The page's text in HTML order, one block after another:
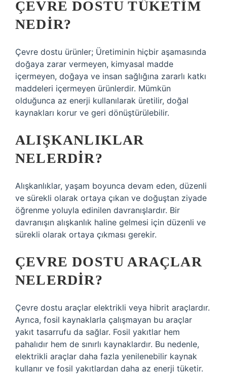
ÇEVRE DOSTU TÜKETIM
NEDIR?
Çevre dostu ürünler; Üretiminin hiçbir aşamasında
doğaya zarar vermeyen, kimyasal madde
içermeyen, doğaya ve insan sağlığına zararlı katkı
maddeleri içermeyen ürünlerdir. Mümkün
olduğunca az enerji kullanılarak üretilir, doğal
kaynakları korur ve geri dönüştürülebilir.
ALIŞKANLIKLAR
NELERDIR?
Alışkanlıklar, yaşam boyunca devam eden, düzenli
ve sürekli olarak ortaya çıkan ve doğuştan ziyade
öğrenme yoluyla edinilen davranışlardır. Bir
davranışın alışkanlık haline gelmesi için düzenli ve
sürekli olarak ortaya çıkması gerekir.
ÇEVRE DOSTU ARAÇLAR
NELERDIR?
Çevre dostu araçlar elektrikli veya hibrit araçlardır.
Ayrıca, fosil kaynaklarla çalışmayan bu araçlar
yakıt tasarrufu da sağlar. Fosil yakıtlar hem
pahalıdır hem de sınırlı kaynaklardır. Bu nedenle,
elektrikli araçlar daha fazla yenilenebilir kaynak
kullanır ve fosil yakıtlardan daha az enerji tüketir.